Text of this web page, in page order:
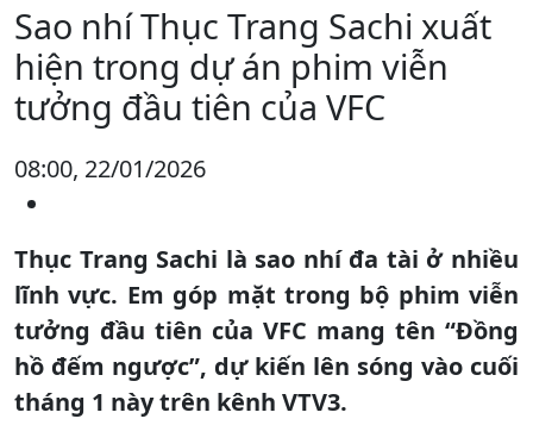
Sao nhí Thục Trang Sachi xuất
hiện trong dự án phim viễn
tưởng đầu tiên của VFC
08:00, 22/01/2026
Thục Trang Sachi là sao nhí đa tài ở nhiều
lĩnh vực. Em góp mặt trong bộ phim viễn
tưởng đầu tiên của VFC mang tên “Đồng
hồ đếm ngược”, dự kiến lên sóng vào cuối
tháng 1 này trên kênh VTV3.